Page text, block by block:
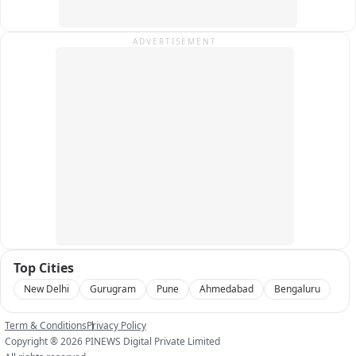
ADVERTISEMENT
Top Cities
New Delhi Gurugram Pune Ahmedabad Bengaluru
Term & ConditionsPrivacy Policy
Copyright ®2026 PINEWS Digital Private Limited